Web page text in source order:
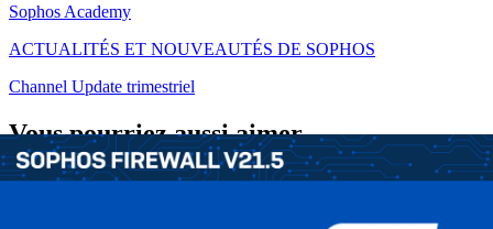
Sophos Academy
ACTUALITÉS ET NOUVEAUTÉS DE SOPHOS
Channel Update trimestriel
Vous pourriez aussi aimer